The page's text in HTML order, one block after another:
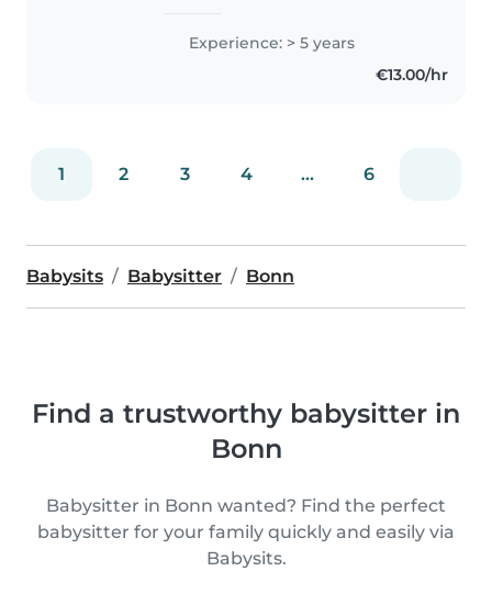
von 1 bis 10 Jahren. Ich bin
verantwortungsbewusst, fröhlich
Experience: > 5 years
€13.00/hr
1 2 3 4 ... 6
Babysits Babysitter Bonn
Find a trustworthy babysitter in
Bonn
Babysitter in Bonn wanted? Find the perfect
babysitter for your family quickly and easily via
Babysits.